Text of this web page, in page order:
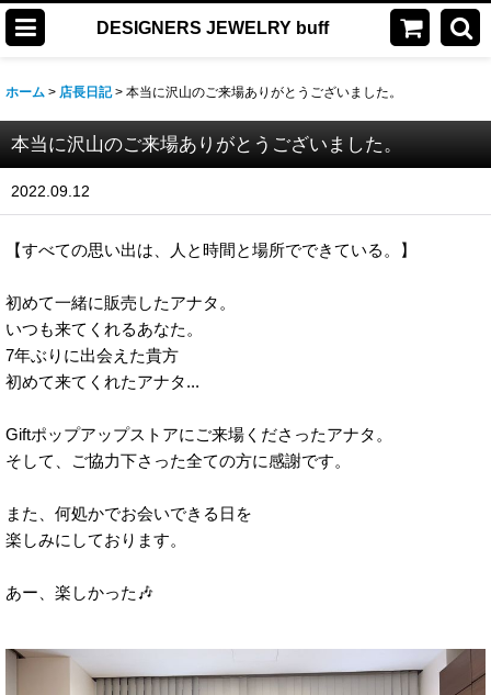
DESIGNERS JEWELRY buff
ホーム > 店長日記 > 本当に沢山のご来場ありがとうございました。
本当に沢山のご来場ありがとうございました。
2022.09.12
【すべての思い出は、人と時間と場所でできている。】
初めて一緒に販売したアナタ。
いつも来てくれるあなた。
7年ぶりに出会えた貴方
初めて来てくれたアナタ...
Giftポップアップストアにご来場くださったアナタ。
そして、ご協力下さった全ての方に感謝です。
また、何処かでお会いできる日を
楽しみにしております。
あー、楽しかった🎶